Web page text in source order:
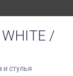
/
и стулья